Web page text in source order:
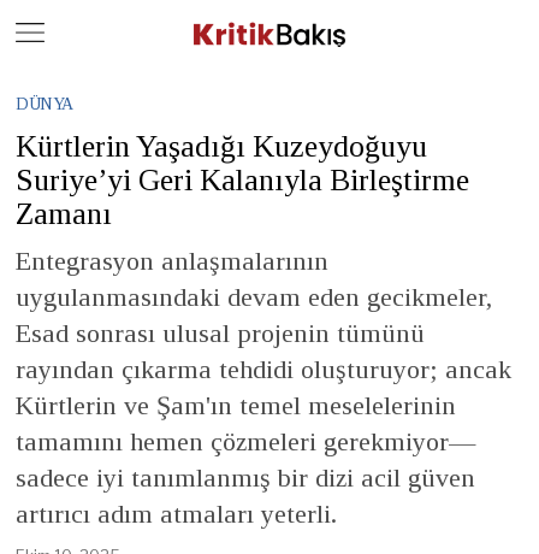
DÜNYA
Kürtlerin Yaşadığı Kuzeydoğuyu
Suriye’yi Geri Kalanıyla Birleştirme
Zamanı
Entegrasyon anlaşmalarının
uygulanmasındaki devam eden gecikmeler,
Esad sonrası ulusal projenin tümünü
rayından çıkarma tehdidi oluşturuyor; ancak
Kürtlerin ve Şam'ın temel meselelerinin
tamamını hemen çözmeleri gerekmiyor—
sadece iyi tanımlanmış bir dizi acil güven
artırıcı adım atmaları yeterli.